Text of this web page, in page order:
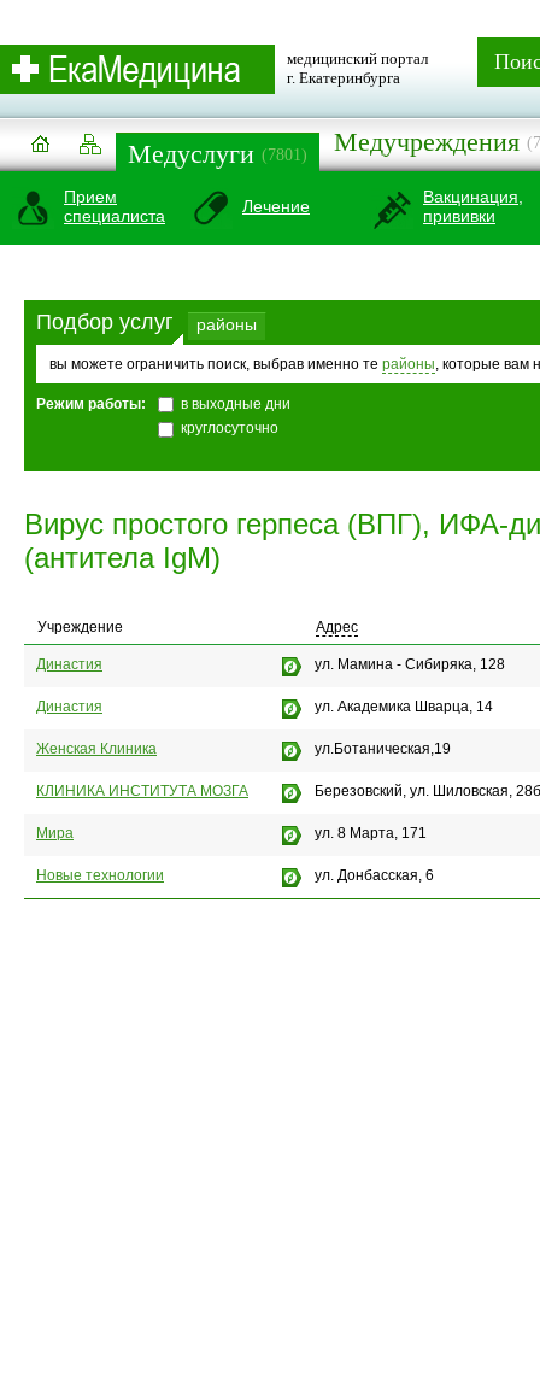
медицинский портал
г. Екатеринбурга
Медуслуги (7801) Медучреждения
Прием
специалиста
Лечение
Вакцинация,
прививки
Подбор услуг районы
вы можете ограничить поиск, выбрав именно те районы, которые вам
Режим работы:
в выходные дни
круглосуточно
Вирус простого герпеса (ВПГ), ИФА-
(антитела IgМ)
Учреждение Адрес
Династия ул. Мамина - Сибиряка, 128
Династия ул. Академика Шварца, 14
Женская Клиника ул.Ботаническая,19
КЛИНИКА ИНСТИТУТА МОЗГА Березовский, ул. Шиловская, 28б
Мира ул. 8 Марта, 171
Новые технологии ул. Донбасская, 6